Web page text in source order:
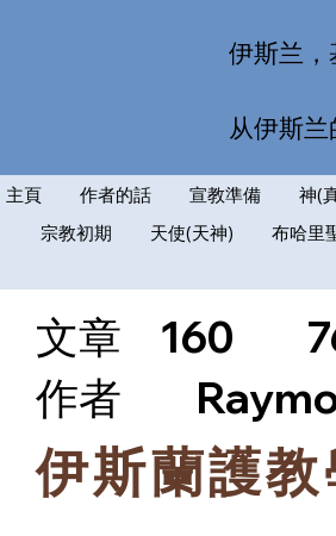
伊斯兰，
从伊斯
主頁 作者的話 宣教準備 神(
宗教初期
天使(天神) 布哈里
文章 160
​作者
伊斯蘭護